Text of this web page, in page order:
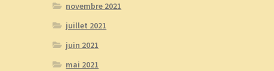
novembre 2021
juillet 2021
juin 2021
mai 2021